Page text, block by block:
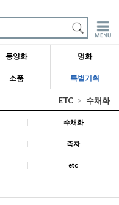
동양화 명화
소품 특별기획
ETC 수채화
| 수채화
| 족자
| etc